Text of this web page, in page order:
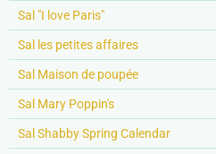
Sal "I love Paris"
Sal les petites affaires
Sal Maison de poupée
Sal Mary Poppin's
Sal Shabby Spring Calendar